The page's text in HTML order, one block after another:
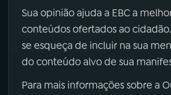
Sua opinião ajuda a EBC a
conteúdos ofertados ao
se esqueça de incluir na sua
do conteúdo alvo de sua
Para mais informações sobre a